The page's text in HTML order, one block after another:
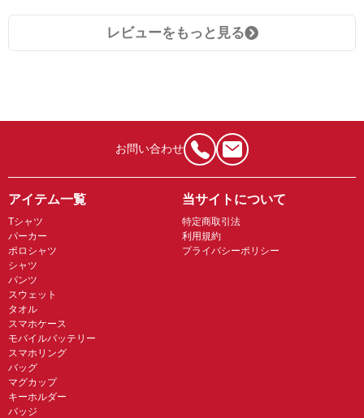
レビューをもっと見る
お問い合わせ
アイテム一覧
Tシャツ
パーカー
ポロシャツ
シャツ
パンツ
スウェット
タオル
スマホケース
モバイルバッテリー
スマホリング
バッグ
マグカップ
キーホルダー
バッジ
当サイトについて
特定商取引法
利用規約
プライバシーポリシー